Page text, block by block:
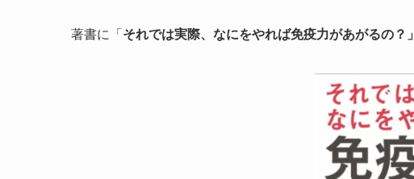
著書に「 それでは実際、なにをやれば免疫力があがるの？」